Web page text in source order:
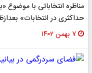
مناظره انتخاباتی با موضوع
حداکثری در انتخابات»
۷ بهمن ۱۴۰۲